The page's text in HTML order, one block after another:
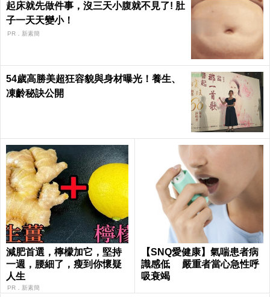
起床就先做件事，沒三天小腹就不見了! 肚
子一天天變小！
PR．新素簡
54歲高勝美超狂容貌與身材曝光！養生、
凍齡秘訣公開
減肥首選，檸檬加它，堅持
一週，腰細了，瘦到你懷疑
人生
PR．新素簡
【SNQ愛健康】氣喘患者病
識感低 嚴重者當心急性呼
吸衰竭